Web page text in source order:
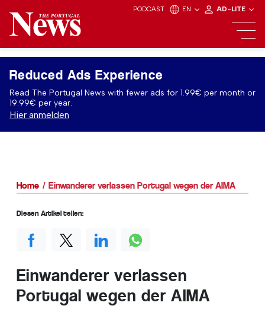
PODCAST EN AD-LITE
Reduced Ads Experience
Read The Portugal News with fewer ads for 1.99€ per month or
19.99€ per year.
Hier anmelden
Home Einwanderer verlassen Portugal wegen der AIMA
Einwanderer verlassen
Portugal wegen der AIMA
Diesen Artikel teilen: